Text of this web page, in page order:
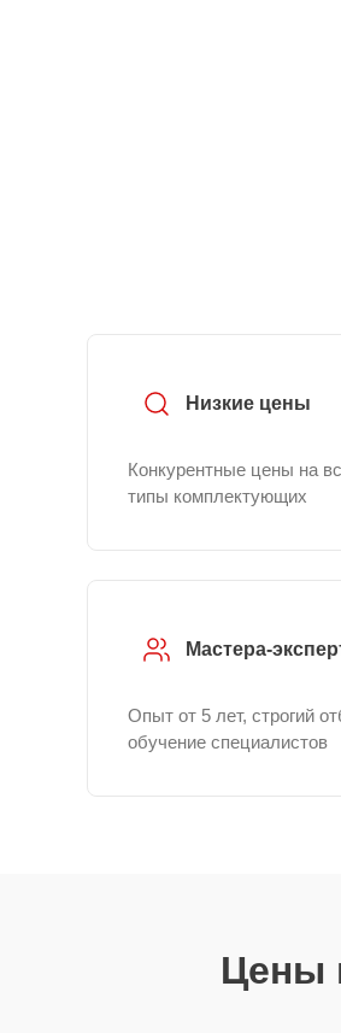
Низкие цены
Конкурентные цены на
типы комплектующих
Мастера-
Опыт от 5 лет, строгий
обучение специалистов
Цены